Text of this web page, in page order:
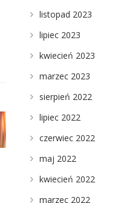
listopad 2023
lipiec 2023
kwiecień 2023
marzec 2023
sierpień 2022
lipiec 2022
czerwiec 2022
maj 2022
kwiecień 2022
marzec 2022